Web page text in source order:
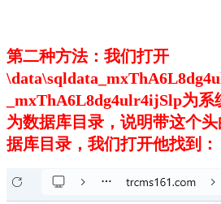
第二种方法：我们打开
_mxThA6L8dg4ulr4ijSlp为
为数据库目录，说明带这个
据库目录，我们打开他找到：